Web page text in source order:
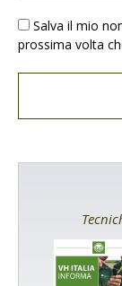
Salva il mio
prossima volta